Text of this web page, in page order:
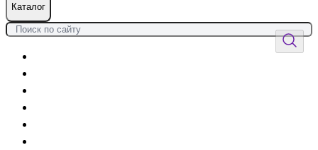
Каталог